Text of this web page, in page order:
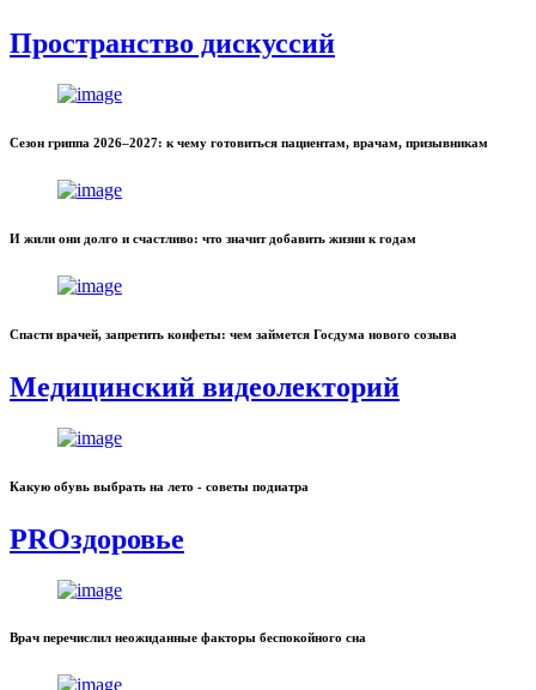
Пространство дискуссий
Сезон гриппа 2026–2027: к чему готовиться пациентам, врачам, призывникам
И жили они долго и счастливо: что значит добавить жизни к годам
Спасти врачей, запретить конфеты: чем займется Госдума нового созыва
Медицинский видеолекторий
Какую обувь выбрать на лето - советы подиатра
PROздоровье
Врач перечислил неожиданные факторы беспокойного сна